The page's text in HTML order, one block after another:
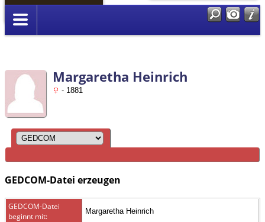
Anmelden
Margaretha Heinrich
- 1881
GEDCOM-Datei erzeugen
GEDCOM-Datei
beginnt mit:
Margaretha Heinrich